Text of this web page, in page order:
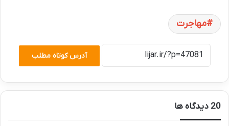
مهاجرت
آدرس کوتاه مطلب
‫20 دیدگاه ها